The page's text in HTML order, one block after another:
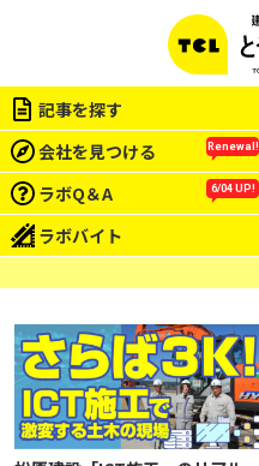
記事を探す
会社を見つける
Renewal!
ラボQ＆A 6/04 UP!
ラボバイト